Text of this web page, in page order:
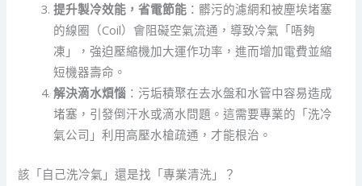
提升製冷效能，省電節能 ：髒污的濾網和被塵埃堵塞
的線圈（Coil）會阻礙空氣流通，導致冷氣「唔夠
凍」，強迫壓縮機加大運作功率，進而增加電費並縮
短機器壽命。
解決滴水煩惱 ：污垢積聚在去水盤和水管中容易造成
堵塞，引發倒汗水或滴水問題。這需要專業的「洗冷
氣公司」利用高壓水槍疏通，才能根治。
該「自己洗冷氣」還是找「專業清洗」？